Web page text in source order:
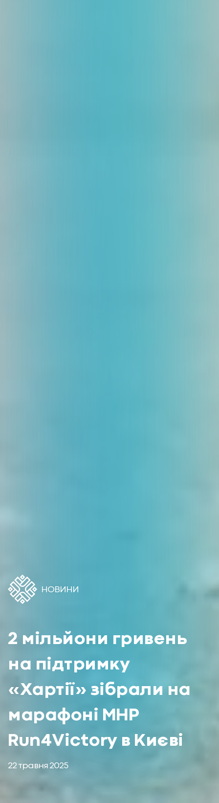
НОВИНИ
2 мільйони гривень
на підтримку
«Хартії» зібрали на
марафоні MHP
Run4Victory в Києві
22 травня 2025